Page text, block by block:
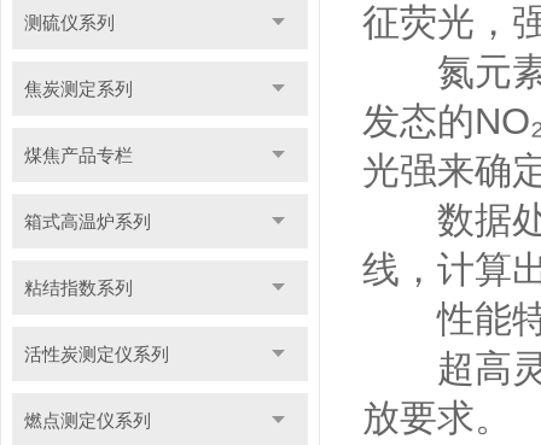
测硫仪系列
焦炭测定系列
煤焦产品专栏
箱式高温炉系列
粘结指数系列
活性炭测定仪系列
燃点测定仪系列
征荧光，
氮元素
发态的
光强来确
数据处
线，计算
性能特
超高灵
放要求。